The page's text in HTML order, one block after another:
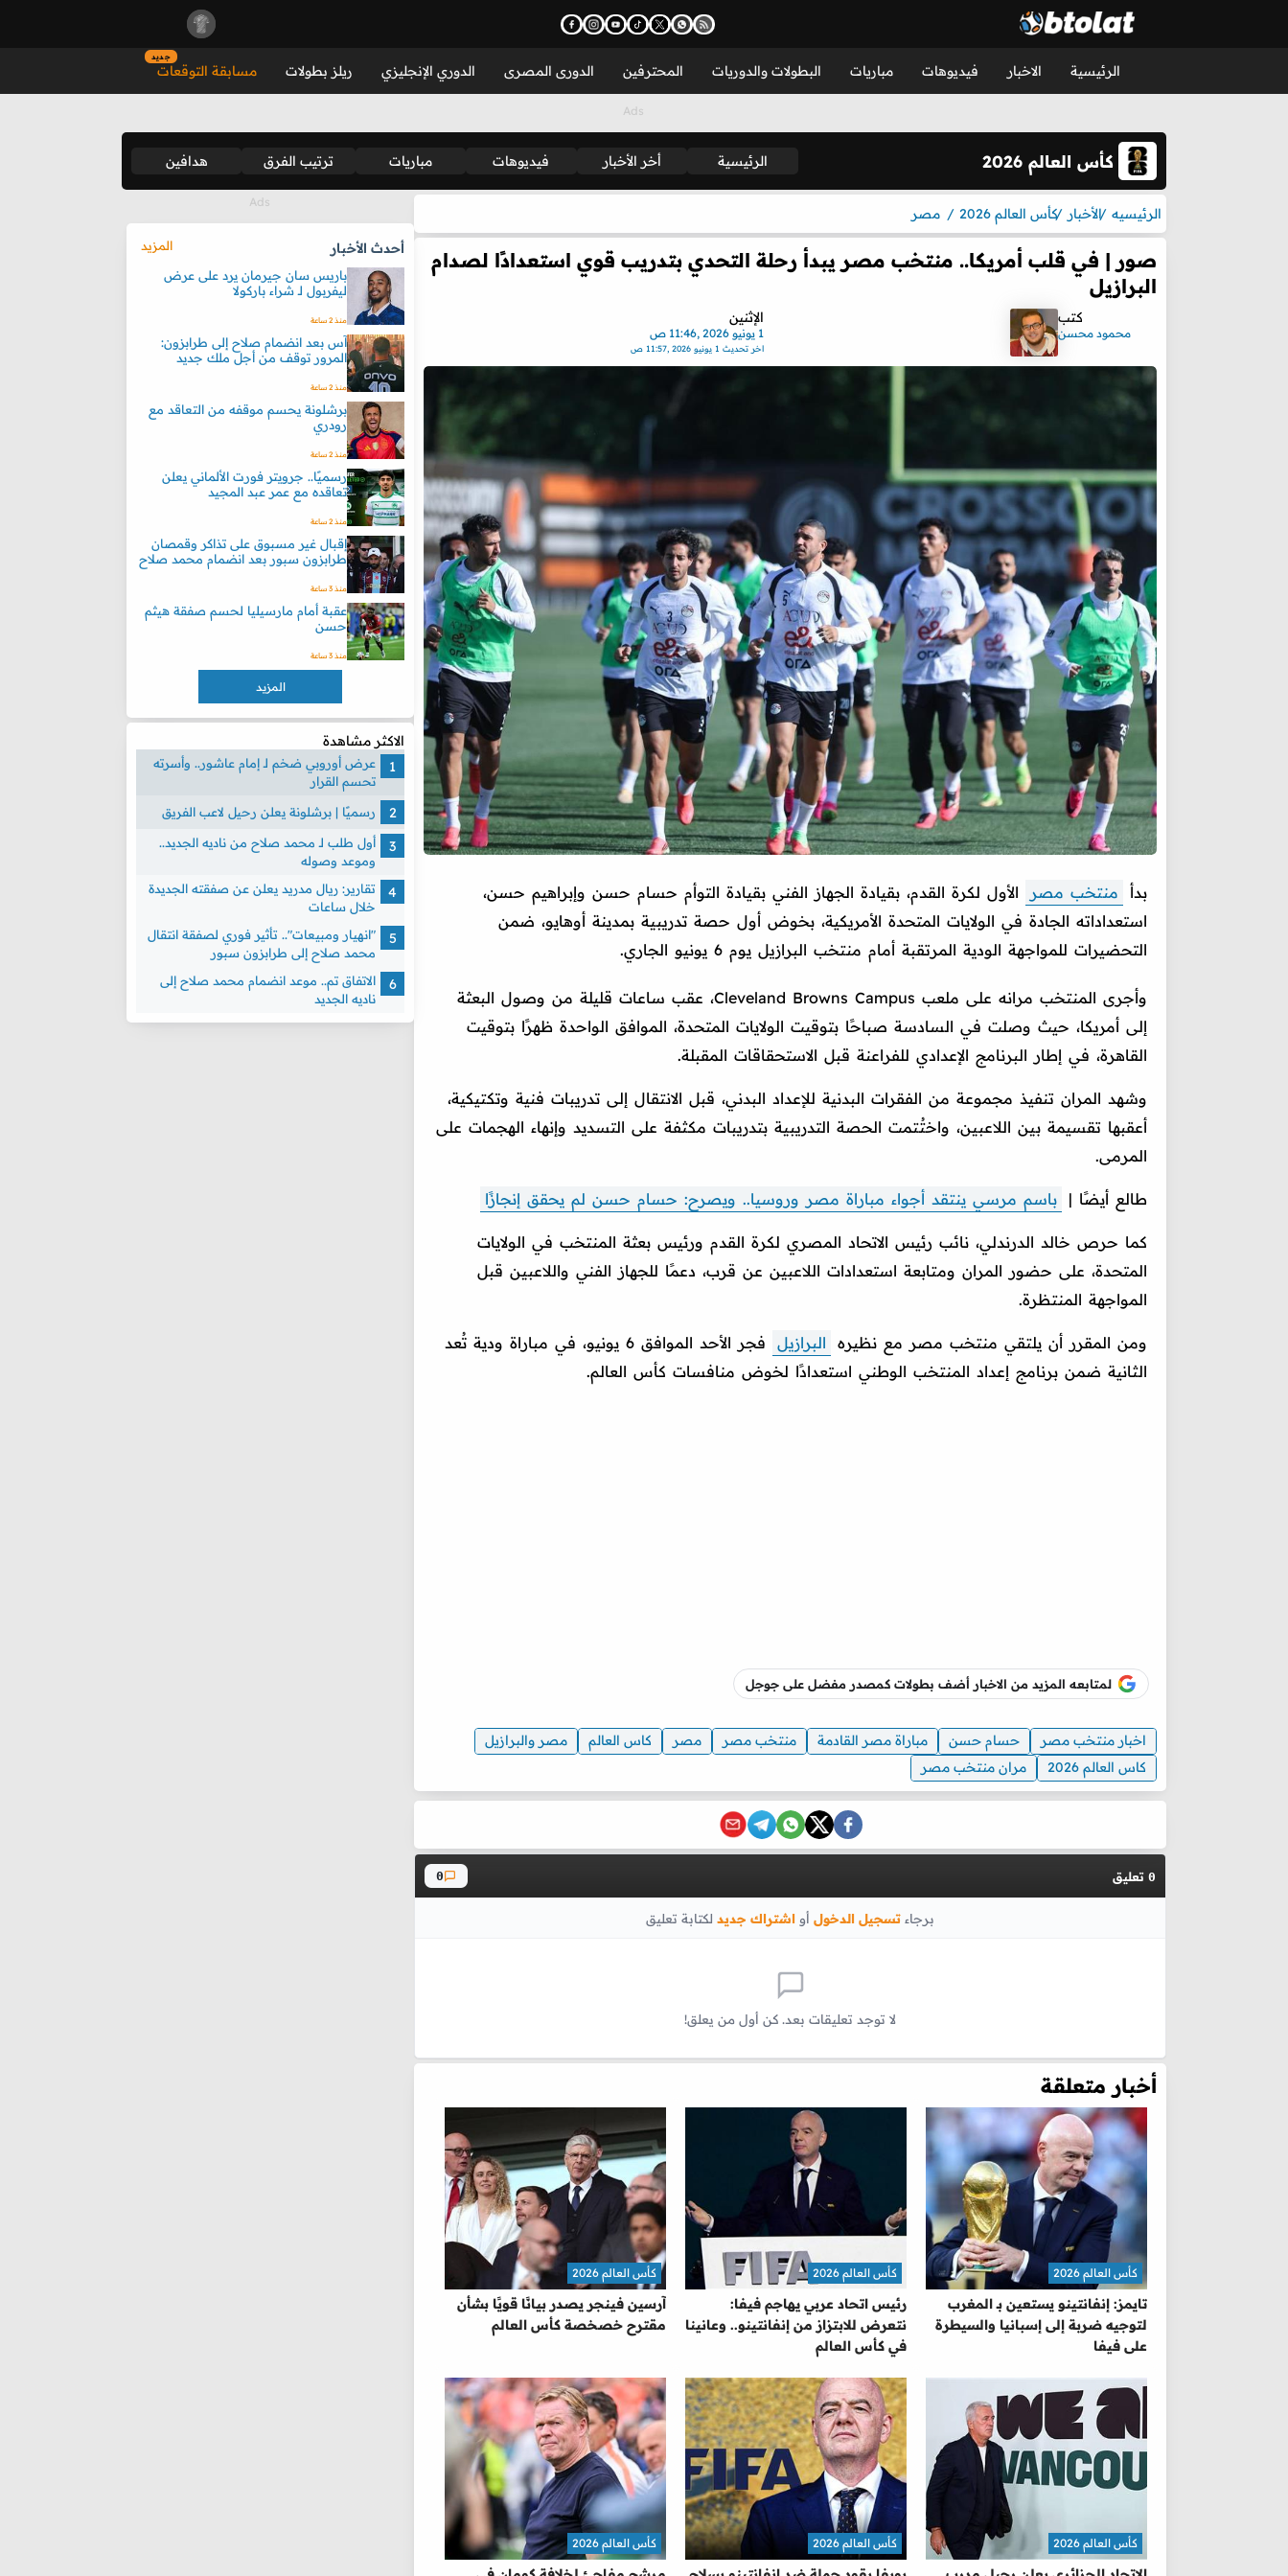
الرئيسية الاخبار فيديوهات مباريات البطولات والدوريات المحترفين الدورى المصرى الدوري الإنجليزي ريلز بطولات مسابقة التوقعات
جديد
كأس العالم 2026 الرئيسية أخر الأخبار فيديوهات مباريات ترتيب الفرق هدافين
الرئيسيه الأخبار كأس العالم 2026 مصر
صور | في قلب أمريكا.. منتخب مصر يبدأ رحلة التحدي بتدريب قوي استعدادًا لصدام
البرازيل
كتب
محمود محسن
الإثنين
1 يونيو 2026 ,11:46 ص
اخر تحديث 1 يونيو 2026 ,11:57 ص
بدأ منتخب مصر
الأول لكرة القدم، بقيادة الجهاز الفني بقيادة التوأم حسام حسن وإبراهيم حسن،
استعداداته الجادة في الولايات المتحدة الأمريكية، بخوض أول حصة تدريبية بمدينة أوهايو، ضمن
التحضيرات للمواجهة الودية المرتقبة أمام منتخب البرازيل يوم 6 يونيو الجاري.
وأجرى المنتخب مرانه على ملعب Cleveland Browns Campus، عقب ساعات قليلة من وصول البعثة
إلى أمريكا، حيث وصلت في السادسة صباحًا بتوقيت الولايات المتحدة، الموافق الواحدة ظهرًا بتوقيت
القاهرة، في إطار البرنامج الإعدادي للفراعنة قبل الاستحقاقات المقبلة.
وشهد المران تنفيذ مجموعة من الفقرات البدنية للإعداد البدني، قبل الانتقال إلى تدريبات فنية وتكتيكية،
أعقبها تقسيمة بين اللاعبين، واختُتمت الحصة التدريبية بتدريبات مكثفة على التسديد وإنهاء الهجمات على
المرمى.
طالع أيضًا | باسم مرسي ينتقد أجواء مباراة مصر وروسيا.. ويصرح: حسام حسن لم يحقق إنجازًا
كما حرص خالد الدرندلي، نائب رئيس الاتحاد المصري لكرة القدم ورئيس بعثة المنتخب في الولايات
المتحدة، على حضور المران ومتابعة استعدادات اللاعبين عن قرب، دعمًا للجهاز الفني واللاعبين قبل
المواجهة المنتظرة.
ومن المقرر أن يلتقي منتخب مصر مع نظيره البرازيل
فجر الأحد الموافق 6 يونيو، في مباراة ودية تُعد
الثانية ضمن برنامج إعداد المنتخب الوطني استعدادًا لخوض منافسات كأس العالم.
لمتابعه المزيد من الاخبار أضف بطولات كمصدر مفضل على جوجل
اخبار منتخب مصر حسام حسن مباراة مصر القادمة منتخب مصر مصر كاس العالم
مصر والبرازيل
كاس العالم 2026
مران منتخب مصر
0 تعليق 0
برجاء تسجيل الدخول أو اشتراك جديد لكتابة تعليق
لا توجد تعليقات بعد. كن أول من يعلق!
أخبار متعلقة
تايمز: إنفانتينو يستعين بـ المغرب
لتوجيه ضربة إلى إسبانيا والسيطرة
على فيفا
كأس العالم 2026
رئيس اتحاد عربي يهاجم فيفا:
نتعرض للابتزاز من إنفانتينو.. وعانينا
في كأس العالم
كأس العالم 2026
آرسين فينجر يصدر بيانًا قويًا بشأن
مقترح خصخصة كأس العالم
كأس العالم 2026
كأس العالم 2026 كأس العالم 2026 كأس العالم 2026
أحدث الأخبار
المزيد
باريس سان جيرمان يرد على عرض
ليفربول لـ شراء باركولا
منذ 2 ساعة
آس بعد انضمام صلاح إلى طرابزون:
المرور توقف من أجل ملك جديد
منذ 2 ساعة
برشلونة يحسم موقفه من التعاقد مع
رودري
منذ 2 ساعة
رسميًا.. جرويتر فورت الألماني يعلن
تعاقده مع عمر عبد المجيد
منذ 2 ساعة
إقبال غير مسبوق على تذاكر وقمصان
طرابزون سبور بعد انضمام محمد صلاح
منذ 3 ساعة
عقبة أمام مارسيليا لحسم صفقة هيثم
حسن
منذ 3 ساعة
المزيد
الاكثر مشاهدة
عرض أوروبي ضخم لـ إمام عاشور.. وأسرته
تحسم القرار
رسميًا | برشلونة يعلن رحيل لاعب الفريق
أول طلب لـ محمد صلاح من ناديه الجديد..
وموعد وصوله
تقارير: ريال مدريد يعلن عن صفقته الجديدة
خلال ساعات
"انهيار ومبيعات".. تأثير فوري لصفقة انتقال
محمد صلاح إلى طرابزون سبور
الاتفاق تم.. موعد انضمام محمد صلاح إلى
ناديه الجديد